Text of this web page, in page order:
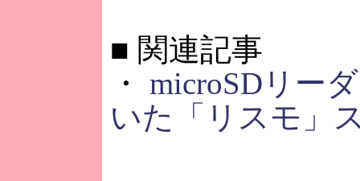
■ 関連記事
・ microSDリー
いた「リスモ」